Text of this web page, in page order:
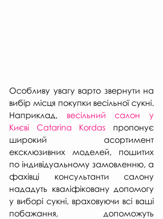
Особливу увагу варто звернути на
вибір місця покупки весільної сукні.
Наприклад, весільний салон у
Києві Catarina Kordas пропонує
широкий асортимент
ексклюзивних моделей, пошитих
по індивідуальному замовленню, а
фахівці консультанти салону
нададуть кваліфіковану допомогу
у виборі сукні, враховуючи всі ваші
побажання, допоможуть